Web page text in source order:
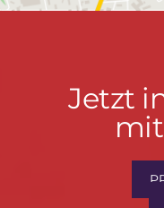
JetztJetzt